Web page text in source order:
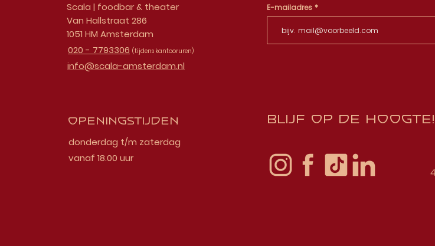
Scala | foodbar & theater
Van Hallstraat 286
1051 HM Amsterdam
020 - 7793306 (tijdens kantooruren)
info@scala-amsterdam.nl
Openingstijden
donderdag t/m zaterdag
vanaf 18.00 uur
E-mailadres
Blijf op de hoogte!